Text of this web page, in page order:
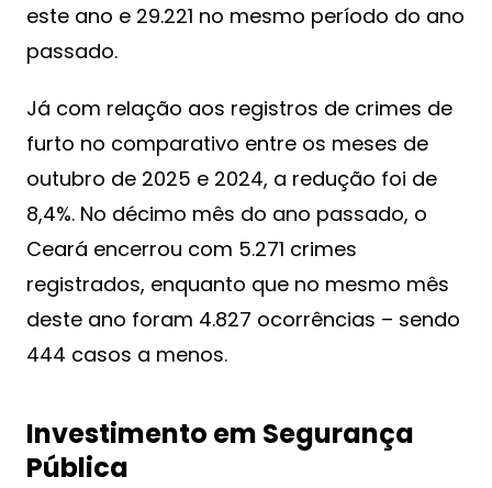
este ano e 29.221 no mesmo período do ano
passado.
Já com relação aos registros de crimes de
furto no comparativo entre os meses de
outubro de 2025 e 2024, a redução foi de
8,4%. No décimo mês do ano passado, o
Ceará encerrou com 5.271 crimes
registrados, enquanto que no mesmo mês
deste ano foram 4.827 ocorrências – sendo
444 casos a menos.
Investimento em Segurança
Pública